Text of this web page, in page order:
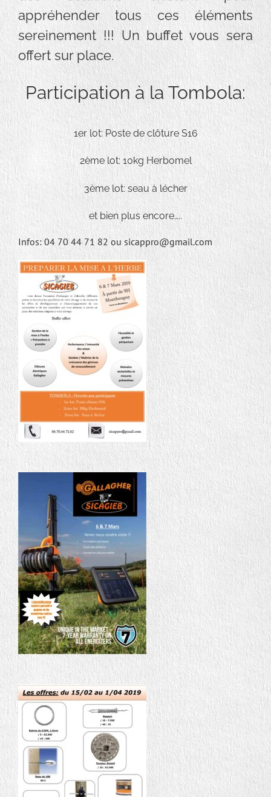
appréhender tous ces éléments
sereinement !!! Un buffet vous sera
offert sur place.
Participation à la Tombola:
1er lot: Poste de clôture S16
2ème lot: 10kg Herbomel
3ème lot: seau à lécher
et bien plus encore…..
Infos: 04 70 44 71 82 ou sicappro@gmail.com